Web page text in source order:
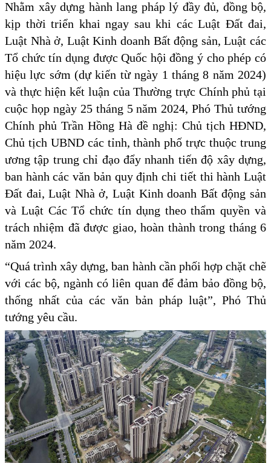
Nhằm xây dựng hành lang pháp lý đầy đủ, đồng bộ,
kịp thời triển khai ngay sau khi các Luật Đất đai,
Luật Nhà ở, Luật Kinh doanh Bất động sản, Luật các
Tổ chức tín dụng được Quốc hội đồng ý cho phép có
hiệu lực sớm (dự kiến từ ngày 1 tháng 8 năm 2024)
và thực hiện kết luận của Thường trực Chính phủ tại
cuộc họp ngày 25 tháng 5 năm 2024, Phó Thủ tướng
Chính phủ Trần Hồng Hà đề nghị: Chủ tịch HĐND,
Chủ tịch UBND các tỉnh, thành phố trực thuộc trung
ương tập trung chỉ đạo đẩy nhanh tiến độ xây dựng,
ban hành các văn bản quy định chi tiết thi hành Luật
Đất đai, Luật Nhà ở, Luật Kinh doanh Bất động sản
và Luật Các Tổ chức tín dụng theo thẩm quyền và
trách nhiệm đã được giao, hoàn thành trong tháng 6
năm 2024.
“Quá trình xây dựng, ban hành cần phối hợp chặt chẽ
với các bộ, ngành có liên quan để đảm bảo đồng bộ,
thống nhất của các văn bản pháp luật”, Phó Thủ
tướng yêu cầu.